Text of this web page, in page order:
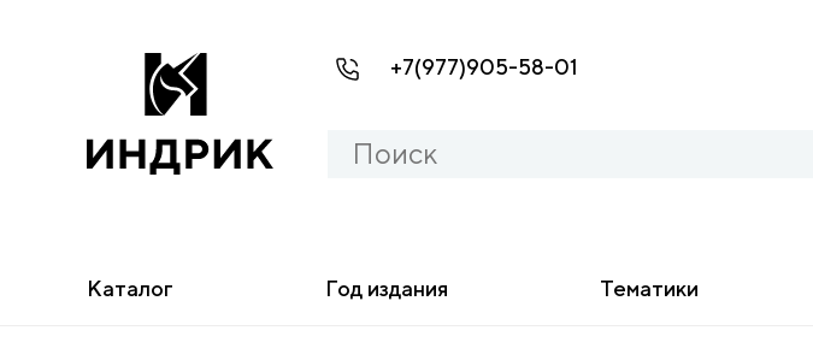
+7(977)905-58-01
Каталог Год издания Тематики